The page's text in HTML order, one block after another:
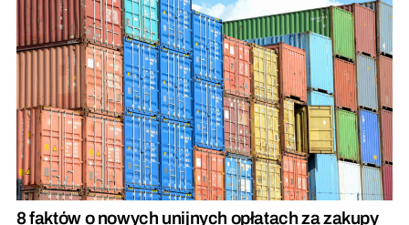
8 faktów o nowych unijnych opłatach za zakupy